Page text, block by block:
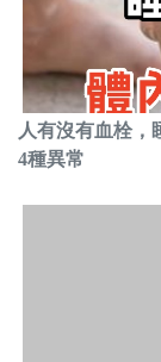
人有沒有血栓，
4種異常